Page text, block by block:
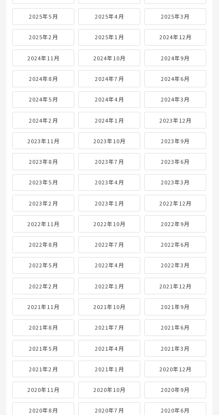
2025年5月 2025年4月 2025年3月
2025年2月 2025年1月 2024年12月
2024年11月 2024年10月 2024年9月
2024年8月 2024年7月 2024年6月
2024年5月 2024年4月 2024年3月
2024年2月 2024年1月 2023年12月
2023年11月 2023年10月 2023年9月
2023年8月 2023年7月 2023年6月
2023年5月 2023年4月 2023年3月
2023年2月 2023年1月 2022年12月
2022年11月 2022年10月 2022年9月
2022年8月 2022年7月 2022年6月
2022年5月 2022年4月 2022年3月
2022年2月 2022年1月 2021年12月
2021年11月 2021年10月 2021年9月
2021年8月 2021年7月 2021年6月
2021年5月 2021年4月 2021年3月
2021年2月 2021年1月 2020年12月
2020年11月 2020年10月 2020年9月
2020年8月 2020年7月 2020年6月